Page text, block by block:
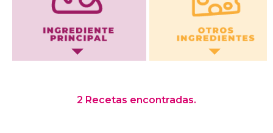
2 Recetas encontradas.